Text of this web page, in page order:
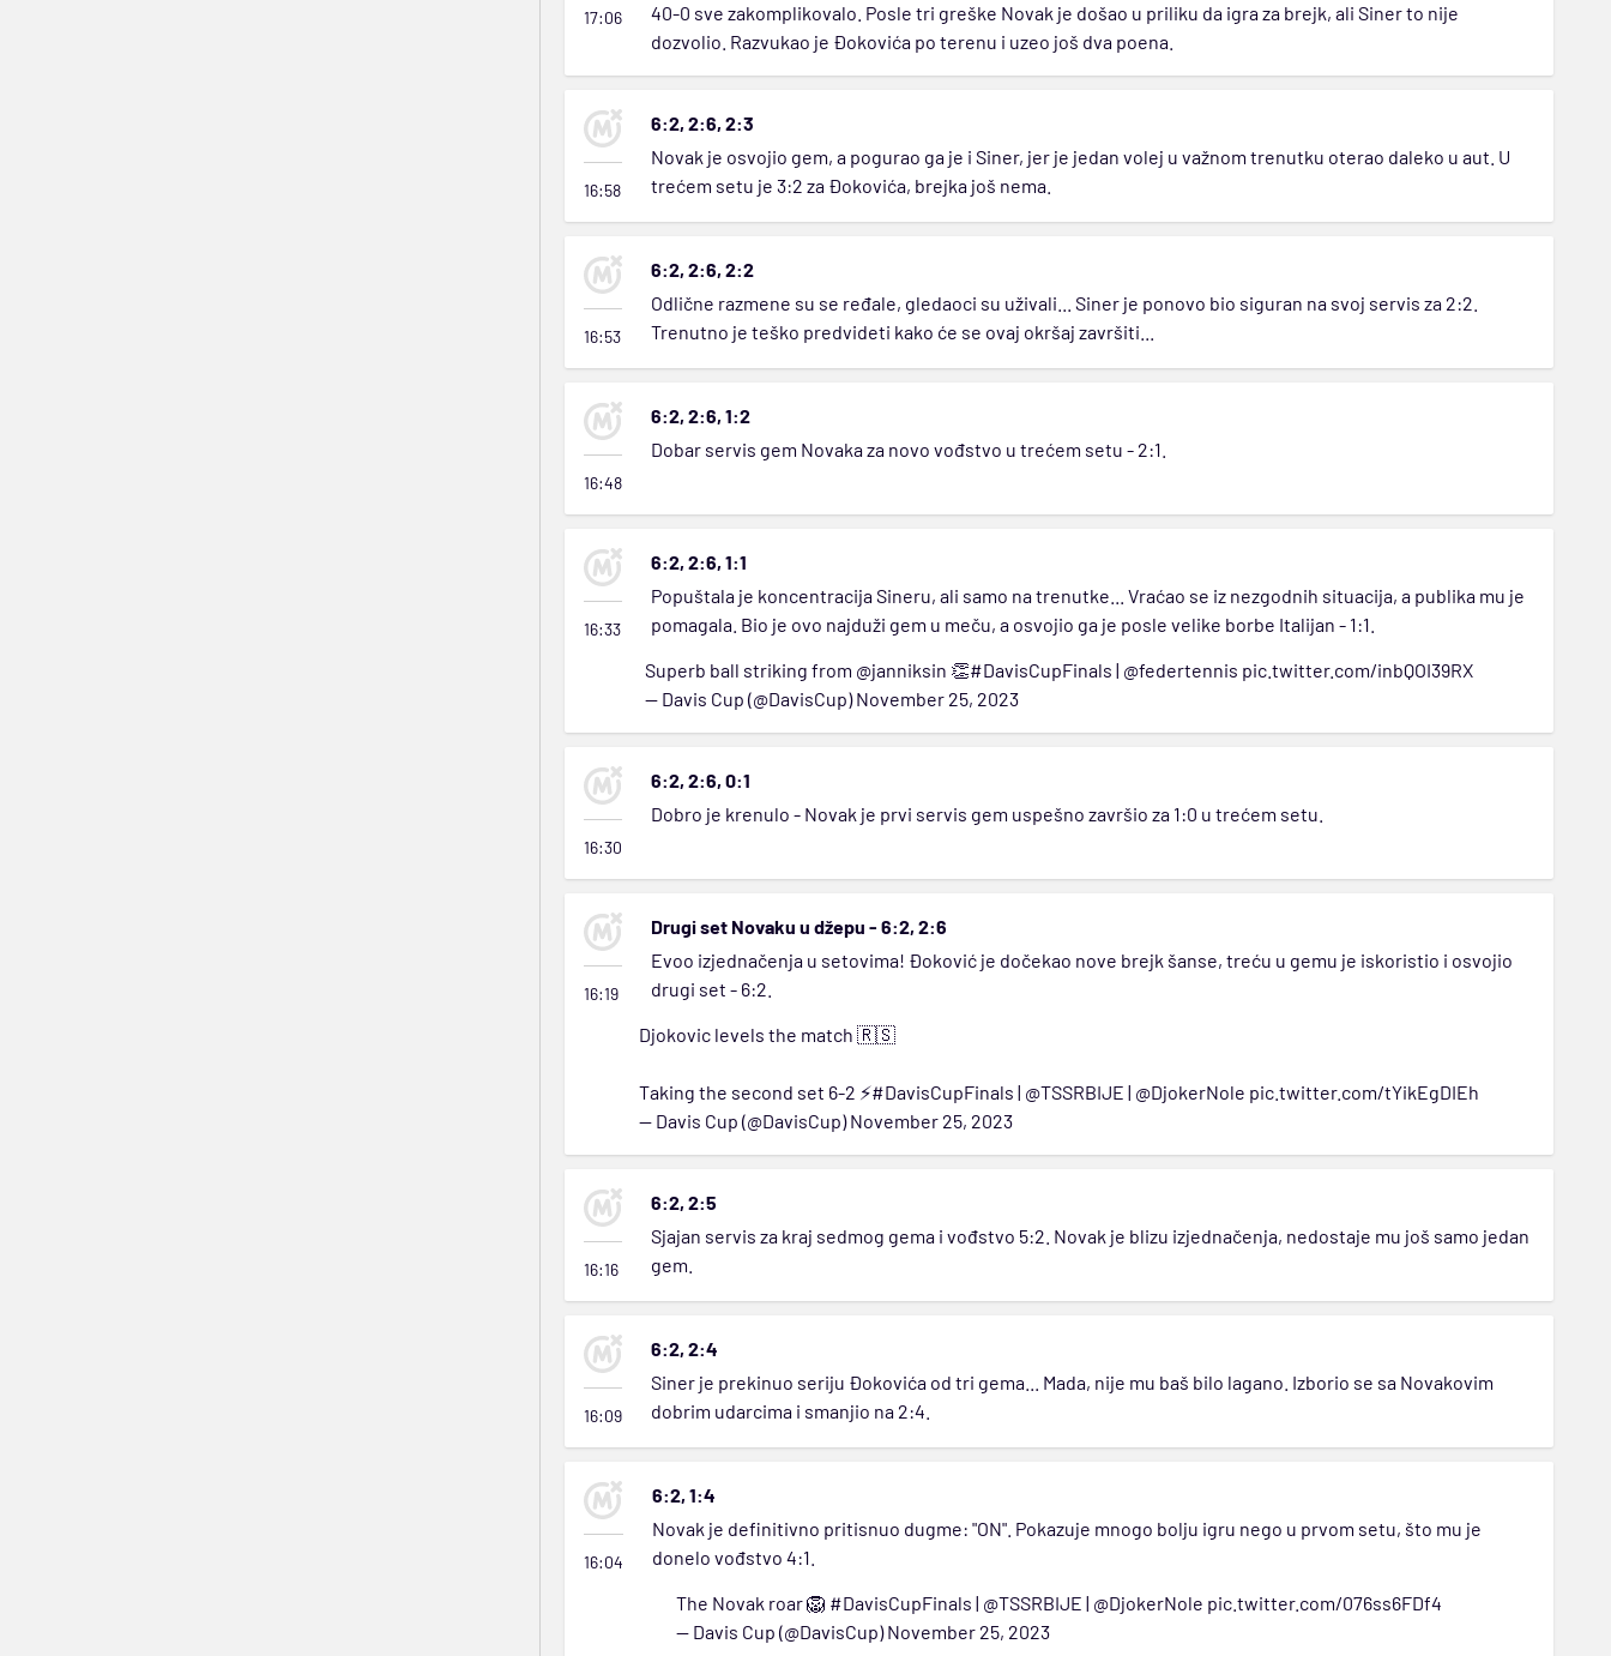
17:06
40-0 sve zakomplikovalo. Posle tri greške Novak je došao u priliku da igra za brejk, ali Siner to nije
dozvolio. Razvukao je Đokovića po terenu i uzeo još dva poena.
16:58
6:2, 2:6, 2:3
Novak je osvojio gem, a pogurao ga je i Siner, jer je jedan volej u važnom trenutku oterao daleko u aut. U
trećem setu je 3:2 za Đokovića, brejka još nema.
16:53
6:2, 2:6, 2:2
Odlične razmene su se ređale, gledaoci su uživali... Siner je ponovo bio siguran na svoj servis za 2:2.
Trenutno je teško predvideti kako će se ovaj okršaj završiti...
16:48
6:2, 2:6, 1:2
Dobar servis gem Novaka za novo vođstvo u trećem setu - 2:1.
16:33
6:2, 2:6, 1:1
Popuštala je koncentracija Sineru, ali samo na trenutke... Vraćao se iz nezgodnih situacija, a publika mu je
pomagala. Bio je ovo najduži gem u meču, a osvojio ga je posle velike borbe Italijan - 1:1.
Superb ball striking from @janniksin 👏#DavisCupFinals | @federtennis pic.twitter.com/inbQOI39RX
— Davis Cup (@DavisCup)November 25, 2023
16:30
6:2, 2:6, 0:1
Dobro je krenulo - Novak je prvi servis gem uspešno završio za 1:0 u trećem setu.
16:19
Drugi set Novaku u džepu - 6:2, 2:6
Evoo izjednačenja u setovima! Đoković je dočekao nove brejk šanse, treću u gemu je iskoristio i osvojio
drugi set - 6:2.
Djokovic levels the match 🇷🇸
Taking the second set 6-2 ⚡️#DavisCupFinals | @TSSRBIJE | @DjokerNole pic.twitter.com/tYikEgDIEh
— Davis Cup (@DavisCup)November 25, 2023
16:16
6:2, 2:5
Sjajan servis za kraj sedmog gema i vođstvo 5:2. Novak je blizu izjednačenja, nedostaje mu još samo jedan
gem.
16:09
6:2, 2:4
Siner je prekinuo seriju Đokovića od tri gema... Mada, nije mu baš bilo lagano. Izborio se sa Novakovim
dobrim udarcima i smanjio na 2:4.
16:04
6:2, 1:4
Novak je definitivno pritisnuo dugme: "ON". Pokazuje mnogo bolju igru nego u prvom setu, što mu je
donelo vođstvo 4:1.
The Novak roar 🦁 #DavisCupFinals | @TSSRBIJE | @DjokerNole pic.twitter.com/076ss6FDf4
— Davis Cup (@DavisCup)November 25, 2023